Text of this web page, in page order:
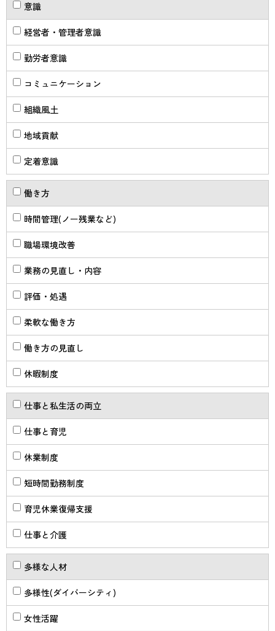
意識
経営者・管理者意識
勤労者意識
コミュニケーション
組織風土
地域貢献
定着意識
働き方
時間管理(ノー残業など)
職場環境改善
業務の見直し・内容
評価・処遇
柔軟な働き方
働き方の見直し
休暇制度
仕事と私生活の両立
仕事と育児
休業制度
短時間勤務制度
育児休業復帰支援
仕事と介護
多様な人材
多様性(ダイバーシティ)
女性活躍